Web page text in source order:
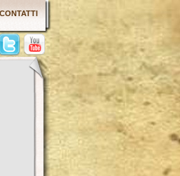
CONTATTI